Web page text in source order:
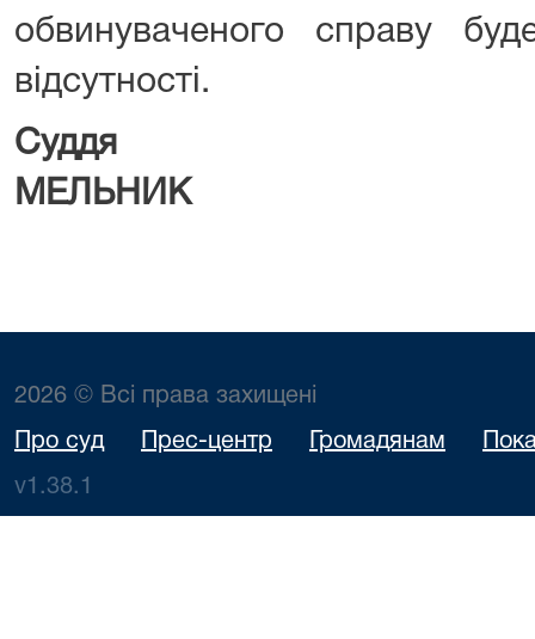
обвинуваченого справу
відсутності.
Суддя
МЕЛЬНИК
2026 © Всі права захищені
Про суд Прес-центр Громадянам
v1.38.1